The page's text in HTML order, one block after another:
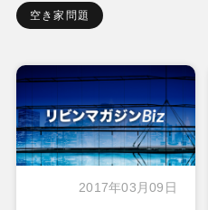
空き家問題
2017年03月09日